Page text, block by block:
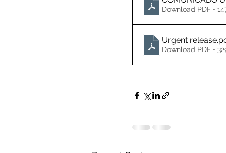
Download PDF •
Urgent release
Download PDF •